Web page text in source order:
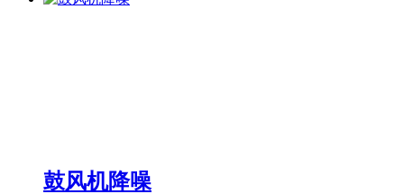
鼓风机降噪